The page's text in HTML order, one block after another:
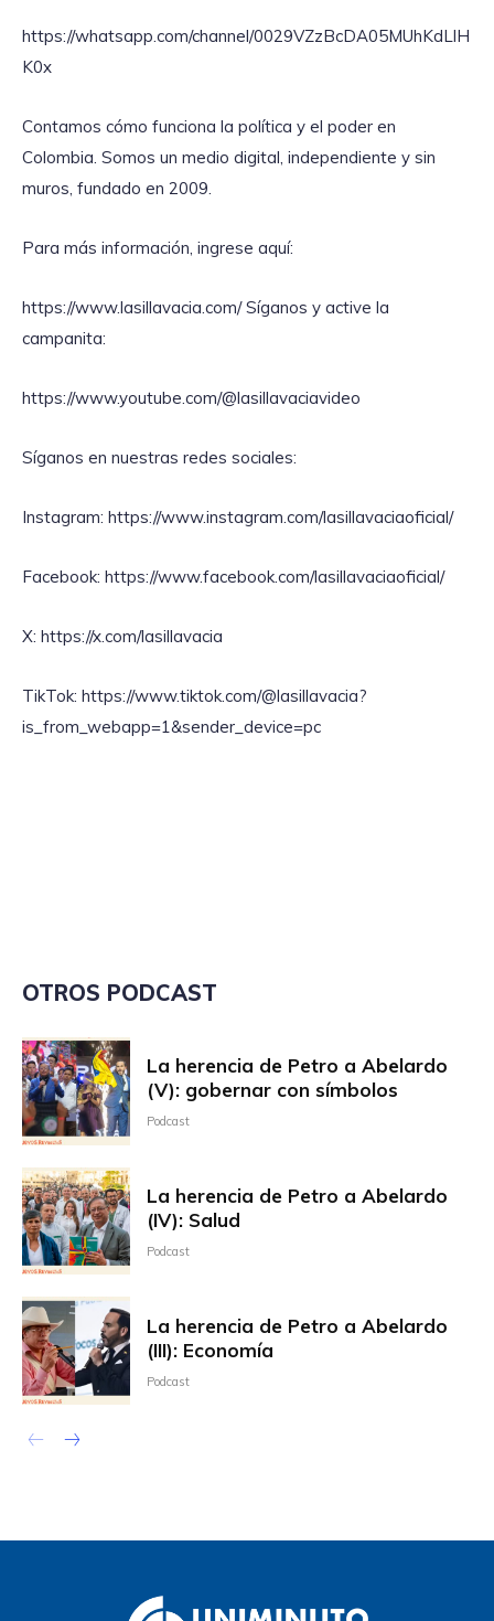
https://whatsapp.com/channel/0029VZzBcDA05MUhKdLlH
K0x
Contamos cómo funciona la política y el poder en
Colombia. Somos un medio digital, independiente y sin
muros, fundado en 2009.
Para más información, ingrese aquí:
https://www.lasillavacia.com/ Síganos y active la
campanita:
https://www.youtube.com/@lasillavaciavideo
Síganos en nuestras redes sociales:
Instagram: https://www.instagram.com/lasillavaciaoficial/
Facebook: https://www.facebook.com/lasillavaciaoficial/
X: https://x.com/lasillavacia
TikTok: https://www.tiktok.com/@lasillavacia?
is_from_webapp=1&sender_device=pc
OTROS PODCAST
La herencia de Petro a Abelardo
(V): gobernar con símbolos
Podcast
La herencia de Petro a Abelardo
(IV): Salud
Podcast
La herencia de Petro a Abelardo
(III): Economía
Podcast